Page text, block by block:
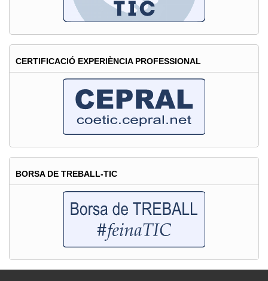
CERTIFICACIÓ EXPERIÈNCIA PROFESSIONAL
BORSA DE TREBALL-TIC